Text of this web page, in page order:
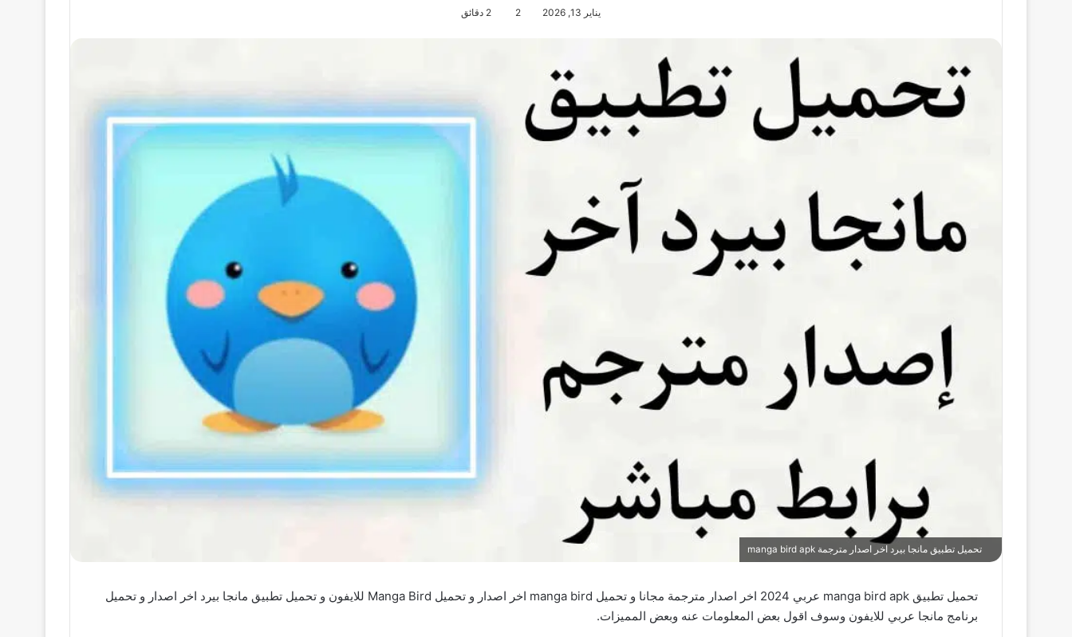
يناير 13, 2026 2
تحميل تطبيق مانجا بيرد اخر اصدار مترجمة manga bird apk
تحميل تطبيق manga bird apk عربي 2024 اخر اصدار مترجمة مجانا و تحميل manga bird اخر اصدار و تحميل Manga Bird للايفون و تحميل تطبيق مانجا بيرد اخر اصدار و تحميل
برنامج مانجا عربي للايفون وسوف اقول بعض المعلومات عنه وبعض المميزات.